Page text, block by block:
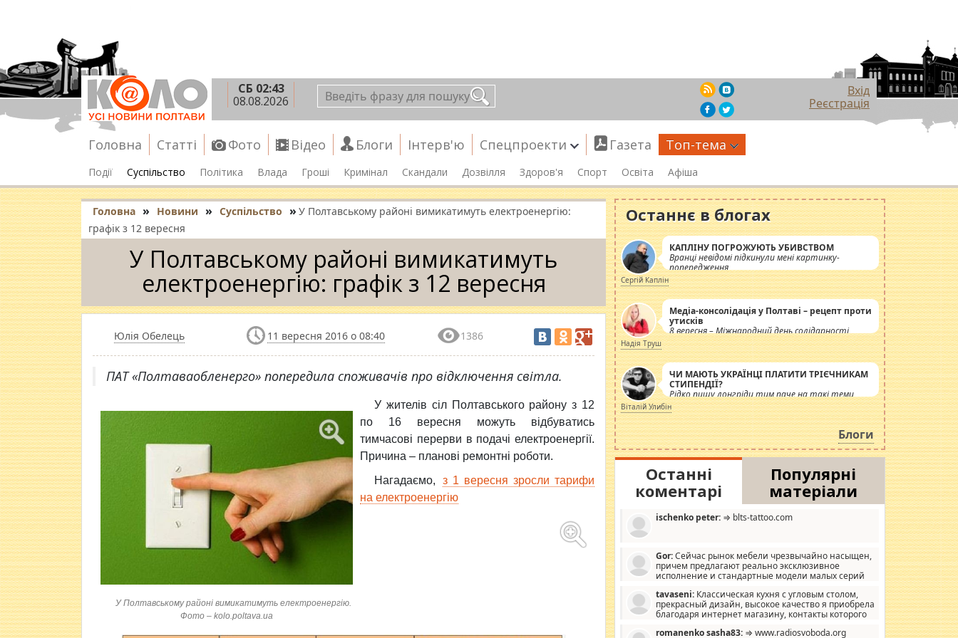
СБ 02:43
08.08.2026
Вхід
Реєстрація
Головна Статті Фото Відео Блоги Інтерв'ю Спецпроекти Газета Топ-тема
Події Суспільство Політика Влада Гроші Кримінал Скандали Дозвілля Здоров'я Спорт Освіта Афіша
Головна » Новини » Суспільство » У Полтавському районі вимикатимуть електроенергію:
графік з 12 вересня
У Полтавському районі вимикатимуть
електроенергію: графік з 12 вересня
Юлія Обелець 11 вересня 2016 о 08:40 1386
ПАТ «Полтаваобленерго» попередила споживачів про відключення світла.
У Полтавському районі вимикатимуть електроенергію.
Фото – kolo.poltava.ua
У жителів сіл Полтавського району з 12
по 16 вересня можуть відбуватись
тимчасові перерви в подачі електроенергії.
Причина – планові ремонтні роботи.
Нагадаємо,
з 1 вересня зросли тарифи
на електроенергію
Останнє в блогах
КАПЛІНУ ПОГРОЖУЮТЬ УБИВСТВОМ
Вранці невідомі підкинули мені картинку-
попередження
Сергій Каплін
Медіа-консолідація у Полтаві – рецепт проти
утисків
8 вересня – Міжнародний день солідарності
журналістів.
Надія Труш
ЧИ МАЮТЬ УКРАЇНЦІ ПЛАТИТИ ТРІЄЧНИКАМ
СТИПЕНДІЇ?
Рідко пишу лонгріди тим паче на такі теми,
але вже просто дістало! Обурюють сьогоднішні
інсенуації навколо стипендіального питання.
Штучно роздувається ще одна соціальна
катастрофа.
Віталій Улибін
Блоги
Останні
коментарі
Популярні
матеріали
ischenko peter: ⇒ blts-tattoo.com
Gor:Сейчас рынок мебели чрезвычайно насыщен,
причем предлагают реально эксклюзивное
исполнение и стандартные модели малых серий
дизайну, мало походит на стандартные формы, в MebelOk,
креативненько и что главное - со вкусом все в порядке,
без ненужных наворотов удорожающих мебель, а это не
tavaseni: Классическая кухня с угловым столом,
прекрасный дизайн, высокое качество я приобрела
благодаря интернет магазину, контакты которого
romanenko sasha83: ⇒ www.radiosvoboda.org